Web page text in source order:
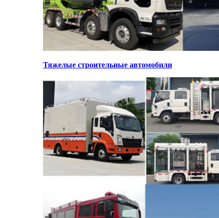
Тяжелые строительные автомобили